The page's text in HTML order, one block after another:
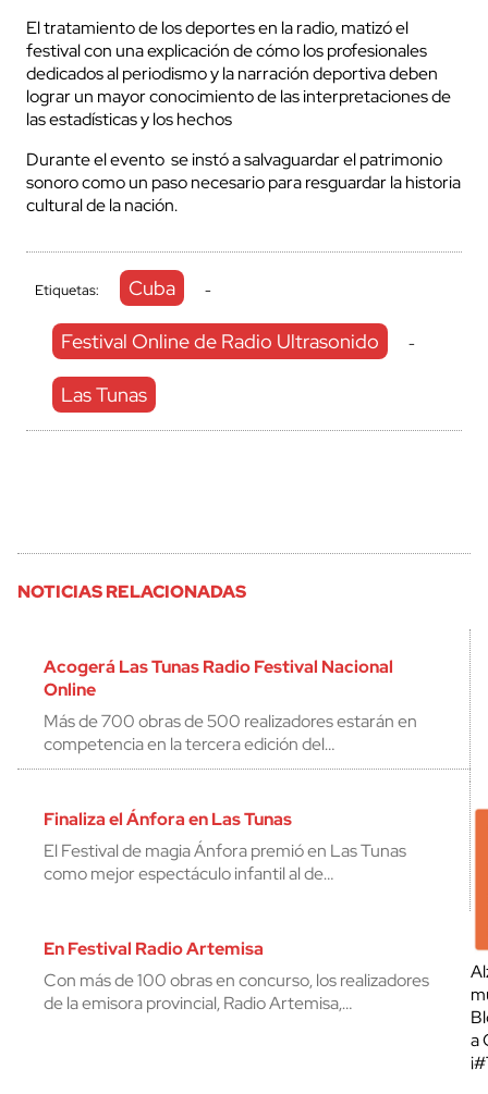
El tratamiento de los deportes en la radio, matizó el
festival con una explicación de cómo los profesionales
dedicados al periodismo y la narración deportiva deben
lograr un mayor conocimiento de las interpretaciones de
las estadísticas y los hechos
Durante el evento se instó a salvaguardar el patrimonio
sonoro como un paso necesario para resguardar la historia
cultural de la nación.
Etiquetas: Cuba -
Festival Online de Radio Ultrasonido -
Las Tunas
NOTICIAS RELACIONADAS
Acogerá Las Tunas Radio Festival Nacional
Online
Más de 700 obras de 500 realizadores estarán en
competencia en la tercera edición del…
Finaliza el Ánfora en Las Tunas
El Festival de magia Ánfora premió en Las Tunas
como mejor espectáculo infantil al de…
En Festival Radio Artemisa
Con más de 100 obras en concurso, los realizadores
de la emisora provincial, Radio Artemisa,…
a